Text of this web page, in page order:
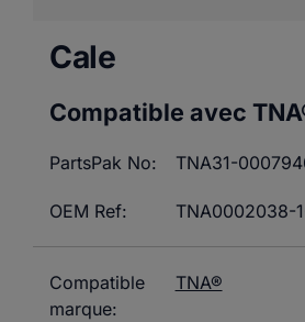
Cale
Compatible avec
PartsPak No: TNA31-
OEM Ref: TNA0002038-
Compatible
marque:
TNA®